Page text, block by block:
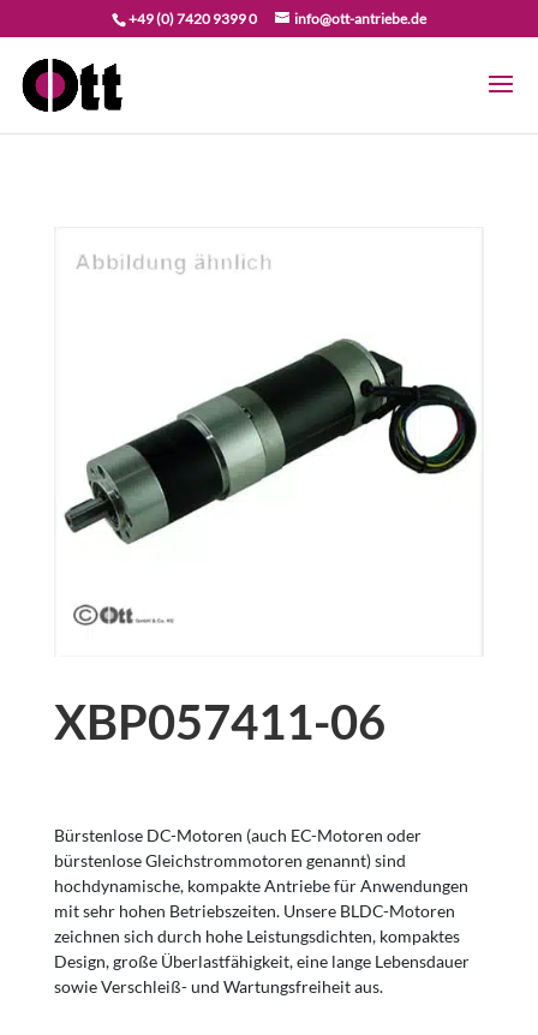
+49 (0) 7420 9399 0 info@ott-antriebe.de
XBP057411-06
Bürstenlose DC-Motoren (auch EC-Motoren oder
bürstenlose Gleichstrommotoren genannt) sind
hochdynamische, kompakte Antriebe für Anwendungen
mit sehr hohen Betriebszeiten. Unsere BLDC-Motoren
zeichnen sich durch hohe Leistungsdichten, kompaktes
Design, große Überlastfähigkeit, eine lange Lebensdauer
sowie Verschleiß- und Wartungsfreiheit aus.